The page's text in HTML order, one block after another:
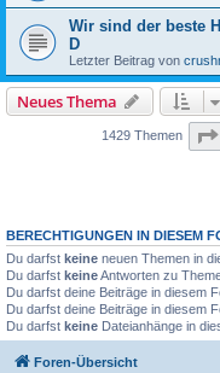
Wir sind der beste
D
Letzter Beitrag von
Neues Thema
1429 Themen
BERECHTIGUNGEN IN DIESEM
Du darfst keine neuen Themen in
Du darfst keineAntworten zu
Du darfst deine Beiträge in diesem
Du darfst deine Beiträge in diesem
Du darfst keine Dateianhänge in
Foren-Übersicht